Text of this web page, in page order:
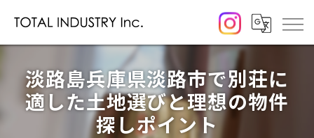
淡路島兵庫県淡路市で別荘に
適した土地選びと理想の物件
探しポイント